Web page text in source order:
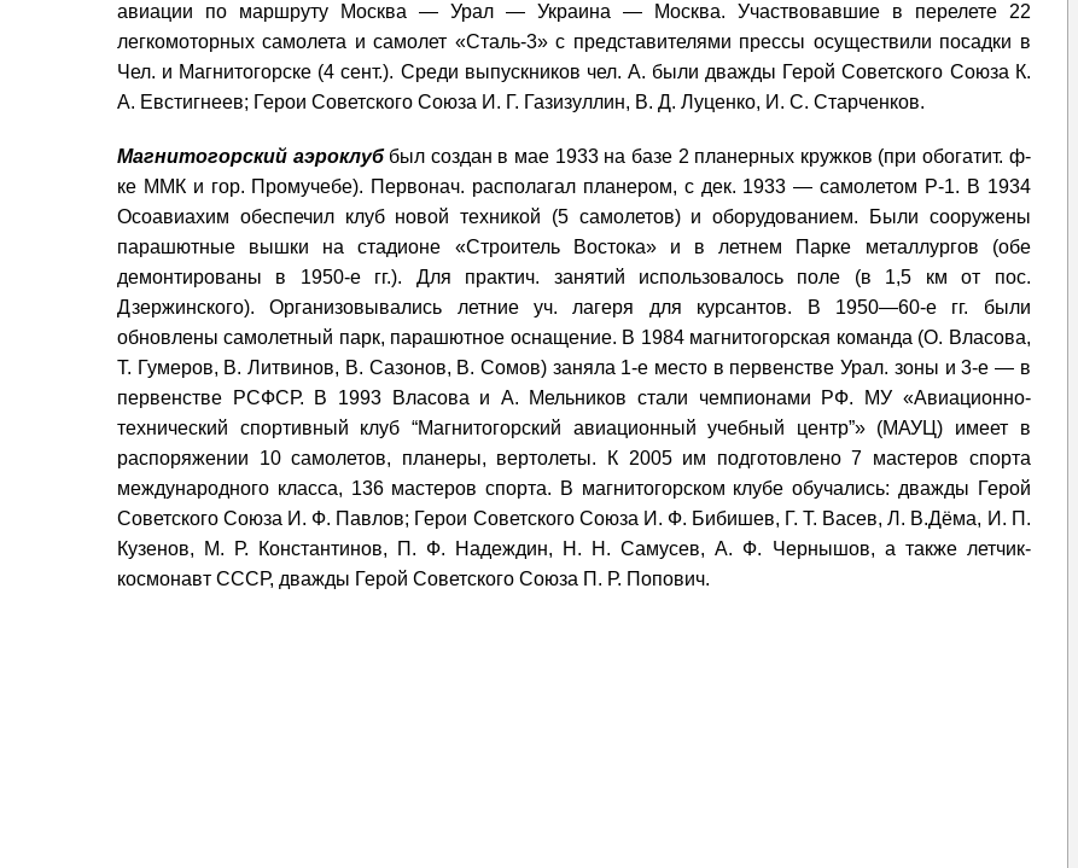
авиации по маршруту Москва — Урал — Украина — Москва. Участвовавшие в перелете 22
легкомоторных самолета и самолет «Сталь-3» с представителями прессы осуществили посадки в
Чел. и Магнитогорске (4 сент.). Среди выпускников чел. А. были дважды Герой Советского Союза К.
А. Евстигнеев; Герои Советского Союза И. Г. Газизуллин, В. Д. Луценко, И. С. Старченков.
Магнитогорский аэроклуббыл создан в мае 1933 на базе 2 планерных кружков (при обогатит. ф-
ке ММК и гор. Промучебе). Первонач. располагал планером, с дек. 1933 — самолетом Р-1. В 1934
Осоавиахим обеспечил клуб новой техникой (5 самолетов) и оборудованием. Были сооружены
парашютные вышки на стадионе «Строитель Востока» и в летнем Парке металлургов (обе
демонтированы в 1950-е гг.). Для практич. занятий использовалось поле (в 1,5 км от пос.
Дзержинского). Организовывались летние уч. лагеря для курсантов. В 1950—60-е гг. были
обновлены самолетный парк, парашютное оснащение. В 1984 магнитогорская команда (О. Власова,
Т. Гумеров, В. Литвинов, В. Сазонов, В. Сомов) заняла 1-е место в первенстве Урал. зоны и 3-е — в
первенстве РСФСР. В 1993 Власова и А. Мельников стали чемпионами РФ. МУ «Авиационно-
технический спортивный клуб “Магнитогорский авиационный учебный центр”» (МАУЦ) имеет в
распоряжении 10 самолетов, планеры, вертолеты. К 2005 им подготовлено 7 мастеров спорта
международного класса, 136 мастеров спорта. В магнитогорском клубе обучались: дважды Герой
Советского Союза И. Ф. Павлов; Герои Советского Союза И. Ф. Бибишев, Г. Т. Васев, Л. В.Дёма, И. П.
Кузенов, М. Р. Константинов, П. Ф. Надеждин, Н. Н. Самусев, А. Ф. Чернышов, а также летчик-
космонавт СССР, дважды Герой Советского Союза П. Р. Попович.